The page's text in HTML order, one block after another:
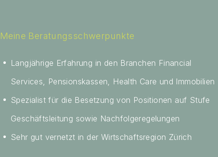
Meine Beratungsschwerpunkte
Langjährige Erfahrung in den Branchen Financial
Services, Pensionskassen, Health Care und Immobilien
Spezialist für die Besetzung von Positionen auf Stufe
Geschäftsleitung sowie Nachfolgeregelungen
Sehr gut vernetzt in der Wirtschaftsregion Zürich